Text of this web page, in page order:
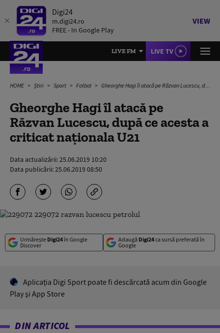
Digi24
m.digi24.ro
FREE - In Google Play
VIEW
LIVE FM LIVE TV
HOME Știri Sport Fotbal Gheorghe Hagi îl atacă pe Răzvan Lucescu, după ce acesta a criticat naționala U21
Gheorghe Hagi îl atacă pe
Răzvan Lucescu, după ce acesta a
criticat naționala U21
Data actualizării:25.06.2019 10:20
Data publicării:25.06.2019 08:50
Urmărește Digi24în Google
Discover
Adaugă Digi24ca sursă preferată în
Google
Aplicaţia Digi Sport poate fi descărcată acum din Google
Play şi App Store
DIN ARTICOL